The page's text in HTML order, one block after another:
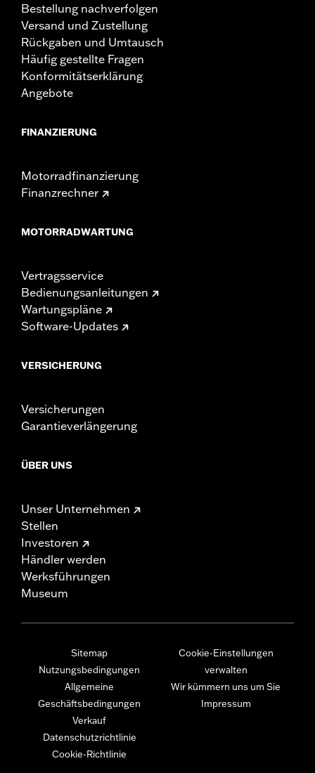
Bestellung nachverfolgen
Versand und Zustellung
Rückgaben und Umtausch
Häufig gestellte Fragen
Konformitätserklärung
Angebote
FINANZIERUNG
Motorradfinanzierung
Finanzrechner
MOTORRADWARTUNG
Vertragsservice
Bedienungsanleitungen
Wartungspläne
Software-Updates
VERSICHERUNG
Versicherungen
Garantieverlängerung
ÜBER UNS
Unser Unternehmen
Stellen
Investoren
Händler werden
Werksführungen
Museum
Sitemap
Nutzungsbedingungen
Allgemeine
Geschäftsbedingungen
Verkauf
Datenschutzrichtlinie
Cookie-Richtlinie
Cookie-Einstellungen
verwalten
Wir kümmern uns um Sie
Impressum